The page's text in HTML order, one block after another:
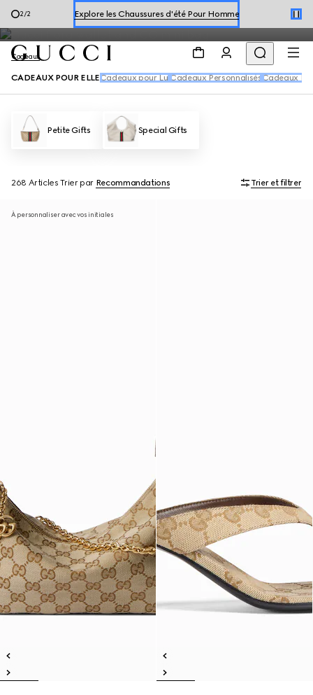
1/2 Explorer les Chaussures d'été Pour Femme
Découvrez les cadeaux de Saint‑Valentin parfaits pour elle parmi
la sélection de pièces d’exception de la Maison.
Cadeaux
CADEAUX POUR ELLE Cadeaux pour Lui Cadeaux Personnalisés Cadeaux
Petite Gifts Special Gifts
268 Articles Trier par Recommandations Trier et filtrer
À personnaliser avec vos initiales